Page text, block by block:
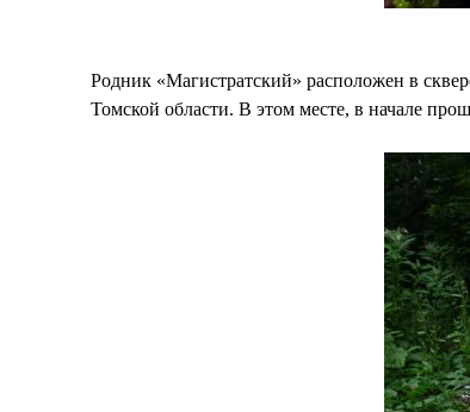
Родник «Магистратский» расположен в
Томской области. В этом месте, в начале